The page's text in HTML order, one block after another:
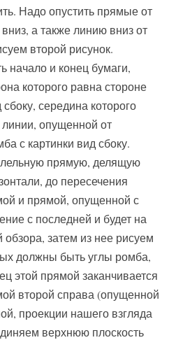
Надо опустить прямые от
а также линию вниз от
второй рисунок.
начало и конец бумаги,
которого равна стороне
середина которого
опущенной от
с картинки вид сбоку.
прямую, делящую
до пересечения
и прямой, опущенной с
с последней и будет на
обзора, затем из нее рисуем
должны быть углы ромба,
этой прямой заканчивается
второй справа (опущенной
проекции нашего взгляда
верхнюю плоскость